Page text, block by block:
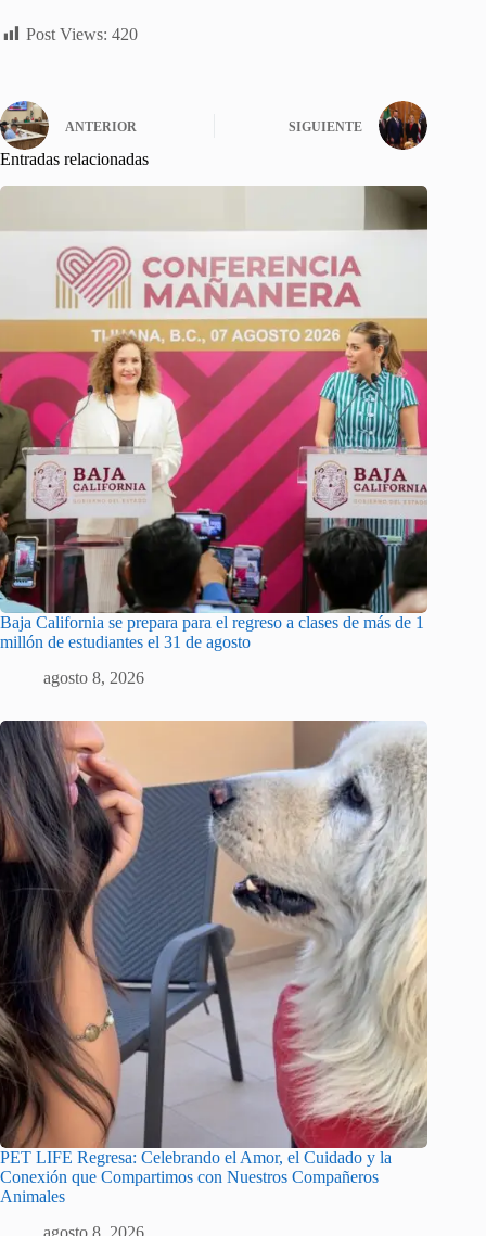
Post Views: 420
ANTERIOR SIGUIENTE
Entradas relacionadas
Baja California se prepara para el regreso a clases de más de 1
millón de estudiantes el 31 de agosto
agosto 8, 2026
PET LIFE Regresa: Celebrando el Amor, el Cuidado y la
Conexión que Compartimos con Nuestros Compañeros
Animales